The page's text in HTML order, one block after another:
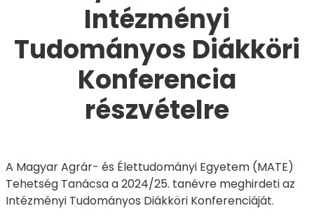
Intézményi
Tudományos Diákköri
Konferencia
részvételre
A Magyar Agrár- és Élettudományi Egyetem (MATE)
Tehetség Tanácsa a 2024/25. tanévre meghirdeti az
Intézményi Tudományos Diákköri Konferenciáját.